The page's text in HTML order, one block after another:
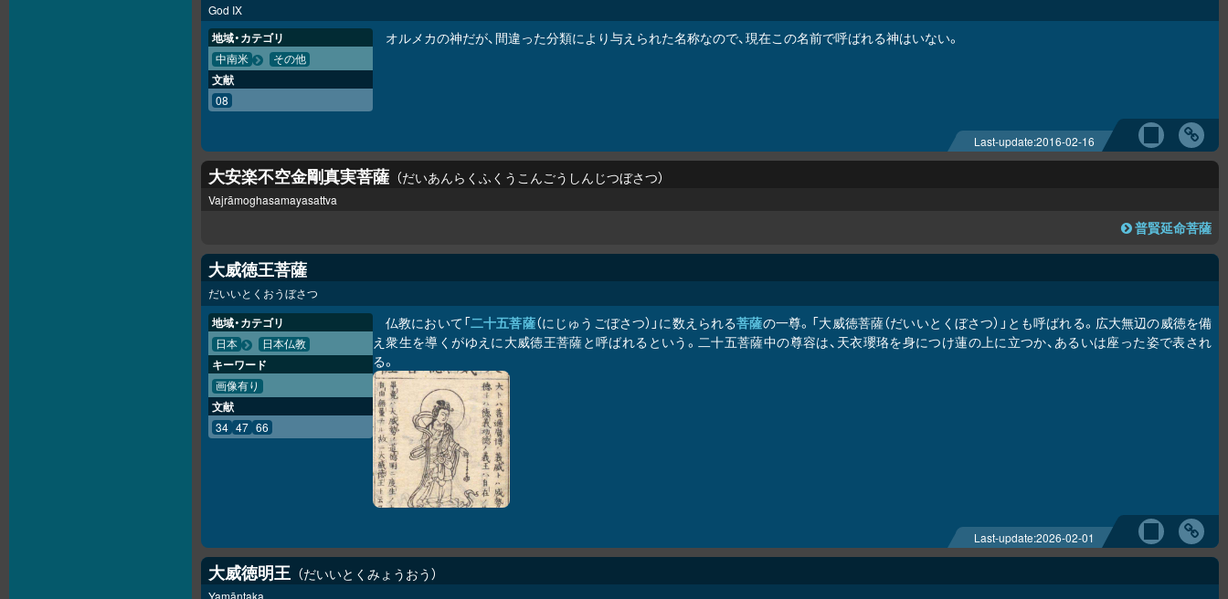
God IX
オルメカの神だが、間違った分類により与えられた名称なので、現在この名前で呼ばれる神はいない。
地域・カテゴリ
中南米 その他
文献
08
Last-update:2016-02-16
大安楽不空金剛真実菩薩 だいあんらくふくうこんごうしんじつぼさつ
Vajrāmoghasamayasattva
普賢延命菩薩
大威徳王菩薩
だいいとくおうぼさつ
仏教において「二十五菩薩（にじゅうごぼさつ）」に数えられる菩薩の一尊。「大威徳菩薩（だいいとくぼさつ）」とも呼ばれる。広大無辺の威徳を備
え衆生を導くがゆえに大威徳王菩薩と呼ばれるという。二十五菩薩中の尊容は、天衣瓔珞を身につけ蓮の上に立つか、あるいは座った姿で表され
る。
地域・カテゴリ
日本 日本仏教
キーワード
画像有り
文献
34 47 66
Last-update:2026-02-01
大威徳明王 だいいとくみょうおう
Yamāntaka